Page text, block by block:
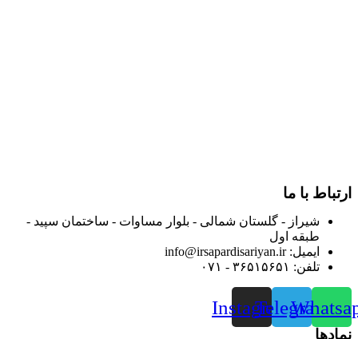
ارتباط با ما
شیراز - گلستان شمالی - بلوار مساوات - ساختمان سپید -
طبقه اول
ایمیل: info@irsapardisariyan.ir
تلفن: ۳۶۵۱۵۶۵۱ - ۰۷۱
Telegram
Instagram
نمادها